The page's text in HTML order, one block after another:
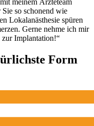
meinem Ärzteteam
so schonend wie
Lokalanästhesie spüren
Gerne nehme ich mir
zur Implantation!“
Form